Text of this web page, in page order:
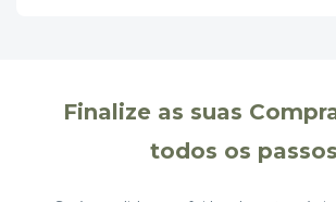
Finalize as suas
todos os passos